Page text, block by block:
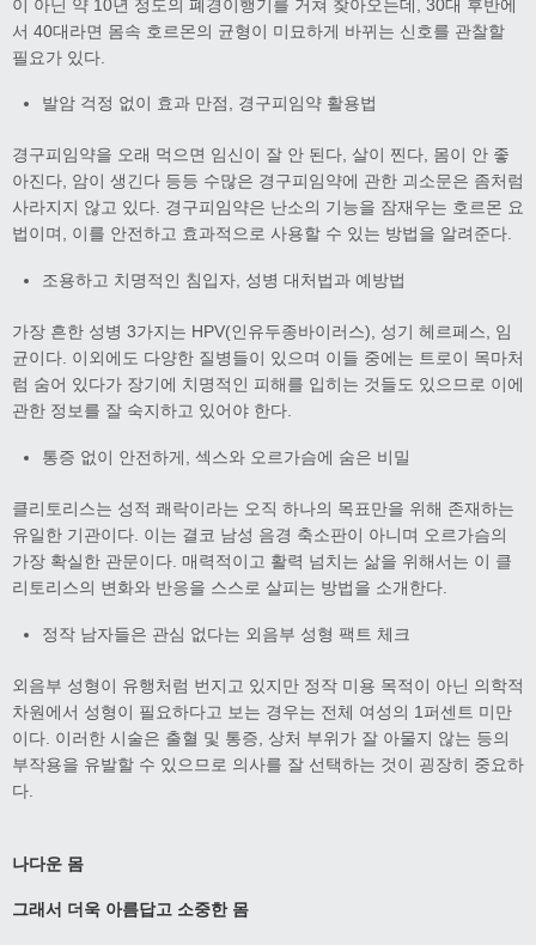
이 아닌 약 10년 정도의 폐경이행기를 거쳐 찾아오는데, 30대 후반에
서 40대라면 몸속 호르몬의 균형이 미묘하게 바뀌는 신호를 관찰할
필요가 있다.
발암 걱정 없이 효과 만점, 경구피임약 활용법
경구피임약을 오래 먹으면 임신이 잘 안 된다, 살이 찐다, 몸이 안 좋
아진다, 암이 생긴다 등등 수많은 경구피임약에 관한 괴소문은 좀처럼
사라지지 않고 있다. 경구피임약은 난소의 기능을 잠재우는 호르몬 요
법이며, 이를 안전하고 효과적으로 사용할 수 있는 방법을 알려준다.
조용하고 치명적인 침입자, 성병 대처법과 예방법
가장 흔한 성병 3가지는 HPV(인유두종바이러스), 성기 헤르페스, 임
균이다. 이외에도 다양한 질병들이 있으며 이들 중에는 트로이 목마처
럼 숨어 있다가 장기에 치명적인 피해를 입히는 것들도 있으므로 이에
관한 정보를 잘 숙지하고 있어야 한다.
통증 없이 안전하게, 섹스와 오르가슴에 숨은 비밀
클리토리스는 성적 쾌락이라는 오직 하나의 목표만을 위해 존재하는
유일한 기관이다. 이는 결코 남성 음경 축소판이 아니며 오르가슴의
가장 확실한 관문이다. 매력적이고 활력 넘치는 삶을 위해서는 이 클
리토리스의 변화와 반응을 스스로 살피는 방법을 소개한다.
정작 남자들은 관심 없다는 외음부 성형 팩트 체크
외음부 성형이 유행처럼 번지고 있지만 정작 미용 목적이 아닌 의학적
차원에서 성형이 필요하다고 보는 경우는 전체 여성의 1퍼센트 미만
이다. 이러한 시술은 출혈 및 통증, 상처 부위가 잘 아물지 않는 등의
부작용을 유발할 수 있으므로 의사를 잘 선택하는 것이 굉장히 중요하
다.
나다운 몸
그래서 더욱 아름답고 소중한 몸